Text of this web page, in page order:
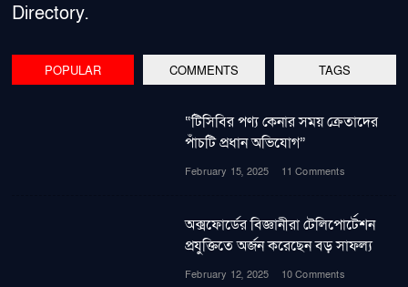
Directory.
POPULAR COMMENTS TAGS
“টিসিবির পণ্য কেনার সময় ক্রেতাদের
পাঁচটি প্রধান অভিযোগ”
February 15, 2025 11 Comments
অক্সফোর্ডের বিজ্ঞানীরা টেলিপোর্টেশন
প্রযুক্তিতে অর্জন করেছেন বড় সাফল্য
February 12, 2025 10 Comments